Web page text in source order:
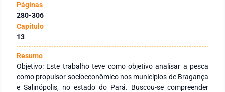
Páginas
280-306
Capítulo
13
Resumo
Objetivo: Este trabalho teve como objetivo analisar a pesca
como propulsor socioeconômico nos municípios de Bragança
e Salinópolis, no estado do Pará. Buscou-se compreender